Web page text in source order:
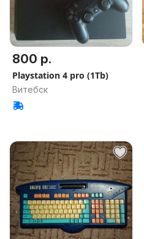
800 р.
Playstation 4 pro (1Tb)
Витебск